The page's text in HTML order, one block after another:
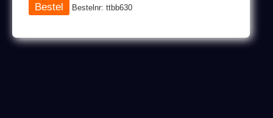
Bestelnr: ttbb630